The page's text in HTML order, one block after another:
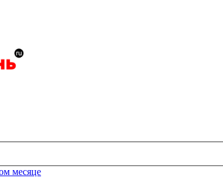
месяце